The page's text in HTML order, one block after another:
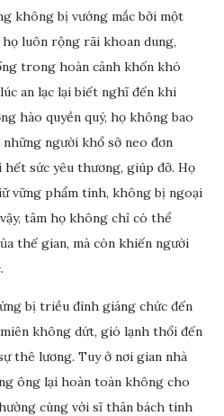
không bị vướng mắc bởi một
luôn rộng rãi khoan dung,
trong hoàn cảnh khốn khó
an lạc lại biết nghĩ đến khi
hào quyền quý, họ không bao
người khổ sở neo đơn
sức yêu thương, giúp đỡ. Họ
vững phẩm tính, không bị ngoại
tâm họ không chỉ có thể
thế gian, mà còn khiến người
bị triều đình giáng chức đến
không dứt, gió lạnh thổi đến
thê lương. Tuy ở nơi gian nhà
ông lại hoàn toàn không cho
cùng với sĩ thân bách tính